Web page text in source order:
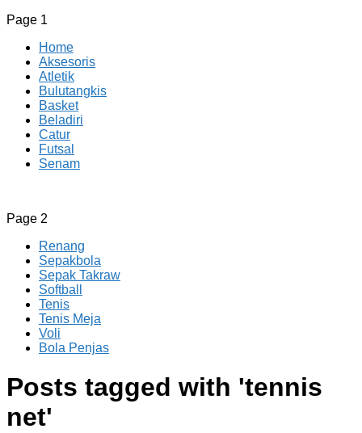
Page 1
Home
Aksesoris
Atletik
Bulutangkis
Basket
Beladiri
Catur
Futsal
Senam
CV JAYA BERSAMA Co Id
Menyediakan Semua Perlengkapan Olahraga Yang
Page 2
Renang
Sepakbola
Sepak Takraw
Softball
Tenis
Tenis Meja
Voli
Bola Penjas
Posts tagged with 'tennis
net'